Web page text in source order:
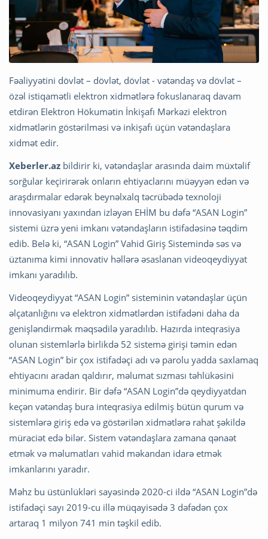
Fəaliyyətini dövlət – dövlət, dövlət - vətəndaş və dövlət –
özəl istiqamətli elektron xidmətlərə fokuslanaraq davam
etdirən Elektron Hökumətin İnkişafı Mərkəzi elektron
xidmətlərin göstərilməsi və inkişafı üçün vətəndaşlara
xidmət edir.
Xeberler.az bildirir ki, vətəndaşlar arasında daim müxtəlif
sorğular keçirirərək onların ehtiyaclarını müəyyən edən və
araşdırmalar edərək beynəlxalq təcrübədə texnoloji
innovasiyanı yaxından izləyən EHİM bu dəfə “ASAN Login”
sistemi üzrə yeni imkanı vətəndaşların istifadəsinə təqdim
edib. Belə ki, “ASAN Login” Vahid Giriş Sistemində səs və
üztanıma kimi innovativ həllərə əsaslanan videoqeydiyyat
imkanı yaradılıb.
Videoqeydiyyat “ASAN Login” sisteminin vətəndaşlar üçün
əlçatanlığını və elektron xidmətlərdən istifadəni daha da
genişləndirmək məqsədilə yaradılıb. Hazırda inteqrasiya
olunan sistemlərlə birlikdə 52 sistemə girişi təmin edən
“ASAN Login” bir çox istifadəçi adı və parolu yadda saxlamaq
ehtiyacını aradan qaldırır, məlumat sızması təhlükəsini
minimuma endirir. Bir dəfə “ASAN Login”də qeydiyyatdan
keçən vətəndaş bura inteqrasiya edilmiş bütün qurum və
sistemlərə giriş edə və göstərilən xidmətlərə rahat şəkildə
müraciət edə bilər. Sistem vətəndaşlara zamana qənaət
etmək və məlumatları vahid məkandan idarə etmək
imkanlarını yaradır.
Məhz bu üstünlükləri sayəsində 2020-ci ildə “ASAN Login”də
istifadəçi sayı 2019-cu illə müqayisədə 3 dəfədən çox
artaraq 1 milyon 741 min təşkil edib.